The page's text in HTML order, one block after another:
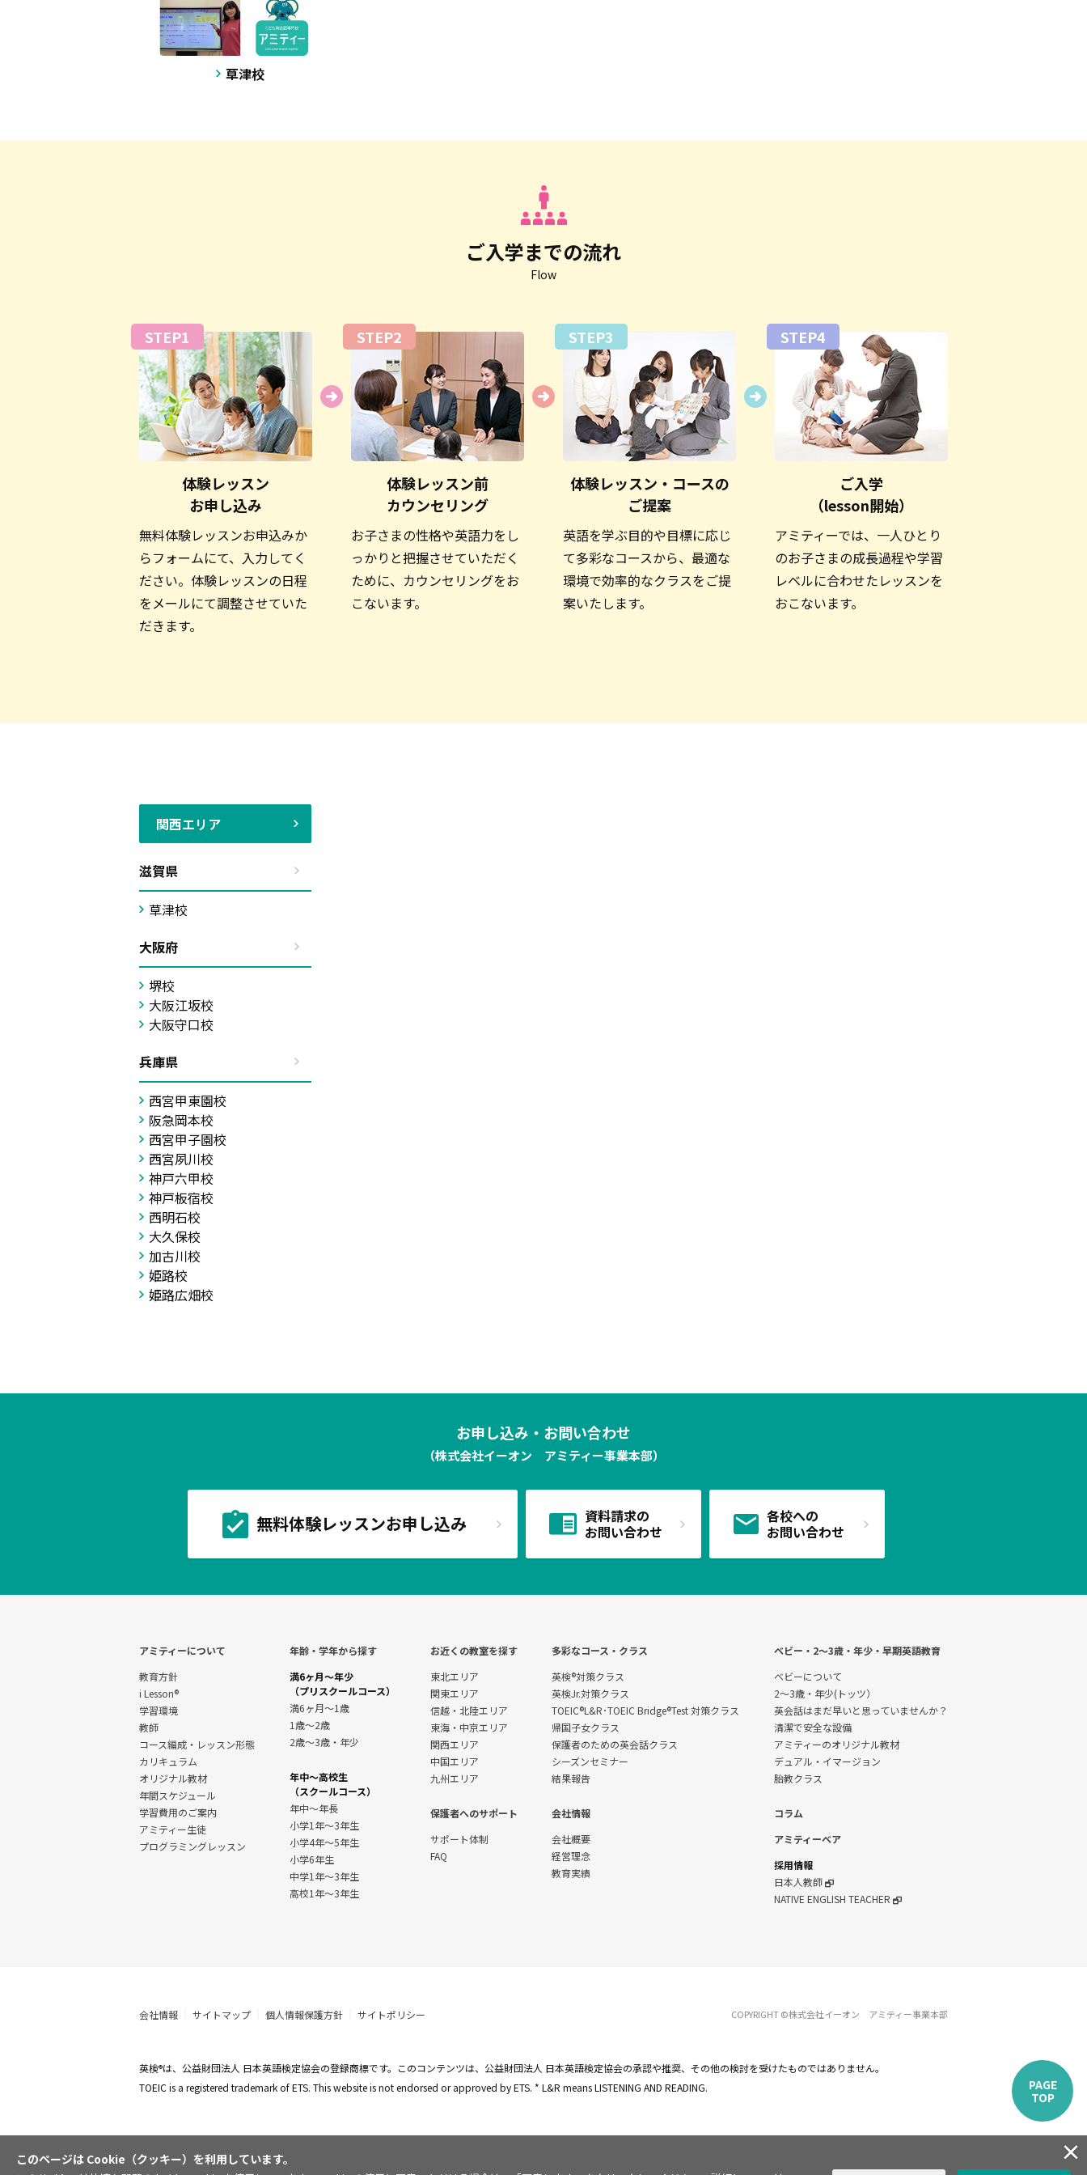
このページは Cookie（クッキー）を利用しています。
草津校
ご入学までの流れ
Flow
STEP1
体験レッスン
お申し込み
無料体験レッスンお申込みか
らフォームにて、入力してく
ださい。体験レッスンの日程
をメールにて調整させていた
だきます。
STEP2
体験レッスン前
カウンセリング
お子さまの性格や英語力をし
っかりと把握させていただく
ために、カウンセリングをお
こないます。
STEP3
体験レッスン・コースの
ご提案
英語を学ぶ目的や目標に応じ
て多彩なコースから、最適な
環境で効率的なクラスをご提
案いたします。
STEP4
ご入学
（lesson開始）
アミティーでは、一人ひとり
のお子さまの成長過程や学習
レベルに合わせたレッスンを
おこないます。
関西エリア
滋賀県
草津校
大阪府
堺校
大阪江坂校
大阪守口校
兵庫県
西宮甲東園校
阪急岡本校
西宮甲子園校
西宮夙川校
神戸六甲校
神戸板宿校
西明石校
大久保校
加古川校
姫路校
姫路広畑校
お申し込み・お問い合わせ
（株式会社イーオン アミティー事業本部）
無料体験レッスンお申し込み
資料請求の
お問い合わせ
各校への
お問い合わせ
PAGE
TOP
アミティーについて
教育方針
i Lesson®
学習環境
教師
コース編成・レッスン形態
カリキュラム
オリジナル教材
年間スケジュール
学習費用のご案内
アミティー生徒
プログラミングレッスン
年齢・学年から探す
満6ヶ月～年少
（プリスクールコース）
満6ヶ月～1歳
1歳～2歳
2歳～3歳・年少
年中～高校生
（スクールコース）
年中～年長
小学1年～3年生
小学4年～5年生
小学6年生
中学1年〜3年生
高校1年〜3年生
お近くの教室を探す
東北エリア
関東エリア
信越・北陸エリア
東海・中京エリア
関西エリア
中国エリア
九州エリア
保護者へのサポート
サポート体制
FAQ
多彩なコース・クラス
英検®対策クラス
英検Jr.対策クラス
TOEIC®L&R･TOEIC Bridge®Test 対策クラス
帰国子女クラス
保護者のための英会話クラス
シーズンセミナー
結果報告
会社情報
会社概要
経営理念
教育実績
ベビー・2〜3歳・年少・早期英語教育
ベビーについて
2～3歳・年少(トッツ）
英会話はまだ早いと思っていませんか？
清潔で安全な設備
アミティーのオリジナル教材
デュアル・イマージョン
胎教クラス
コラム
アミティーベア
採用情報
日本人教師
NATIVE ENGLISH TEACHER
会社情報 サイトマップ 個人情報保護方針 サイトポリシー COPYRIGHT ©株式会社イーオン アミティー事業本部
英検®は、公益財団法人 日本英語検定協会の登録商標です。このコンテンツは、公益財団法人 日本英語検定協会の承認や推奨、その他の検討を受けたものではありません。
TOEIC is a registered trademark of ETS. This website is not endorsed or approved by ETS. * L&R means LISTENING AND READING.